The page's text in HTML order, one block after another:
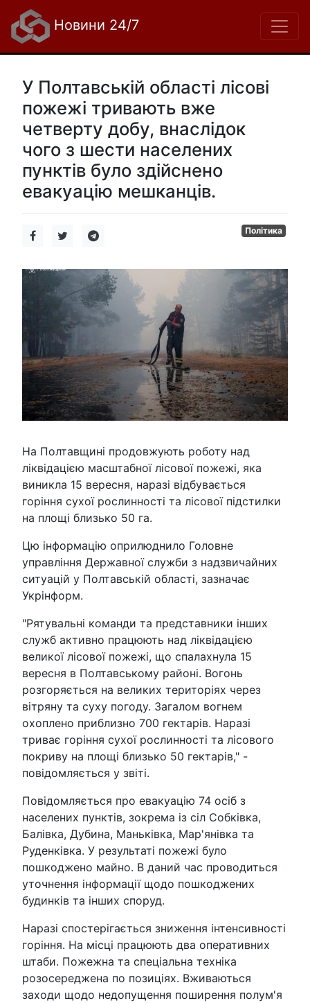
Новини 24/7
У Полтавській області лісові
пожежі тривають вже
четверту добу, внаслідок
чого з шести населених
пунктів було здійснено
евакуацію мешканців.
Політика
На Полтавщині продовжують роботу над
ліквідацією масштабної лісової пожежі, яка
виникла 15 вересня, наразі відбувається
горіння сухої рослинності та лісової підстилки
на площі близько 50 га.
Цю інформацію оприлюднило Головне
управління Державної служби з надзвичайних
ситуацій у Полтавській області, зазначає
Укрінформ.
"Рятувальні команди та представники інших
служб активно працюють над ліквідацією
великої лісової пожежі, що спалахнула 15
вересня в Полтавському районі. Вогонь
розгоряється на великих територіях через
вітряну та суху погоду. Загалом вогнем
охоплено приблизно 700 гектарів. Наразі
триває горіння сухої рослинності та лісового
покриву на площі близько 50 гектарів," -
повідомляється у звіті.
Повідомляється про евакуацію 74 осіб з
населених пунктів, зокрема із сіл Собківка,
Балівка, Дубина, Маньківка, Мар'янівка та
Руденківка. У результаті пожежі було
пошкоджено майно. В даний час проводиться
уточнення інформації щодо пошкоджених
будинків та інших споруд.
Наразі спостерігається зниження інтенсивності
горіння. На місці працюють два оперативних
штаби. Пожежна та спеціальна техніка
розосереджена по позиціях. Вживаються
заходи щодо недопущення поширення полум'я